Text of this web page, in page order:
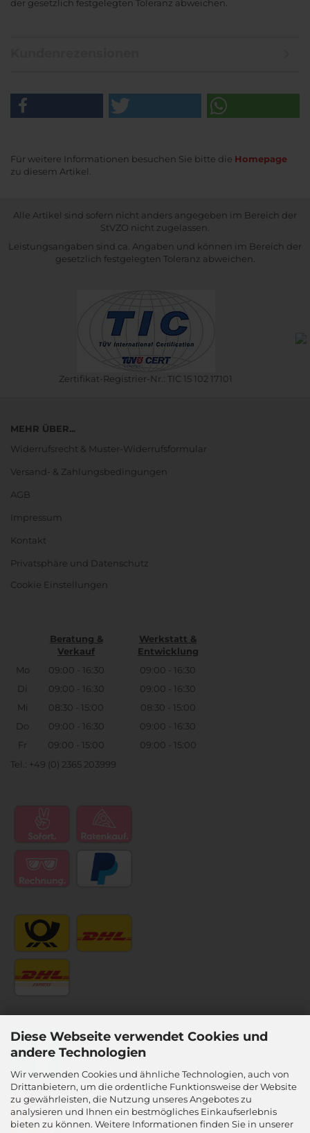
Diese Webseite verwendet Cookies und
andere Technologien
Wir verwenden Cookies und ähnliche Technologien, auch von
Drittanbietern, um die ordentliche Funktionsweise der Website
zu gewährleisten, die Nutzung unseres Angebotes zu
analysieren und Ihnen ein bestmögliches Einkaufserlebnis
bieten zu können. Weitere Informationen finden Sie in unserer
der gesetzlich festgelegten Toleranz abweichen.
Für weitere Informationen besuchen Sie bitte die Homepage
zu diesem Artikel.
Alle Artikel sind sofern nicht anders angegeben im Bereich der
StVZO nicht zugelassen.
Leistungsangaben sind ca. Angaben und können im Bereich der
gesetzlich festgelegten Toleranz abweichen.
Zertifikat-Registrier-Nr.: TIC 15 102 17101
MEHR ÜBER...
Widerrufsrecht & Muster-Widerrufsformular
Versand- & Zahlungsbedingungen
AGB
Impressum
Kontakt
Privatsphäre und Datenschutz
Cookie Einstellungen
Beratung &
Verkauf
Werkstatt &
Entwicklung
Mo
09:00 - 16:30
09:00 - 16:30
Di
09:00 - 16:30
09:00 - 16:30
Mi
08:30 - 15:00
08:30 - 15:00
Do
09:00 - 16:30
09:00 - 16:30
Fr
09:00 - 15:00
09:00 - 15:00
Tel.: +49 (0) 2365 203999